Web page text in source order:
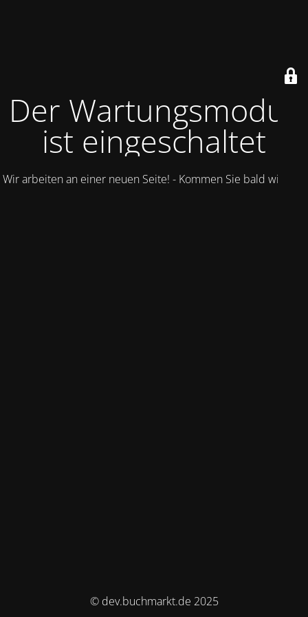
Der Wartungsmodus
ist eingeschaltet
Wir arbeiten an einer neuen Seite! - Kommen Sie bald wieder.
© dev.buchmarkt.de 2025